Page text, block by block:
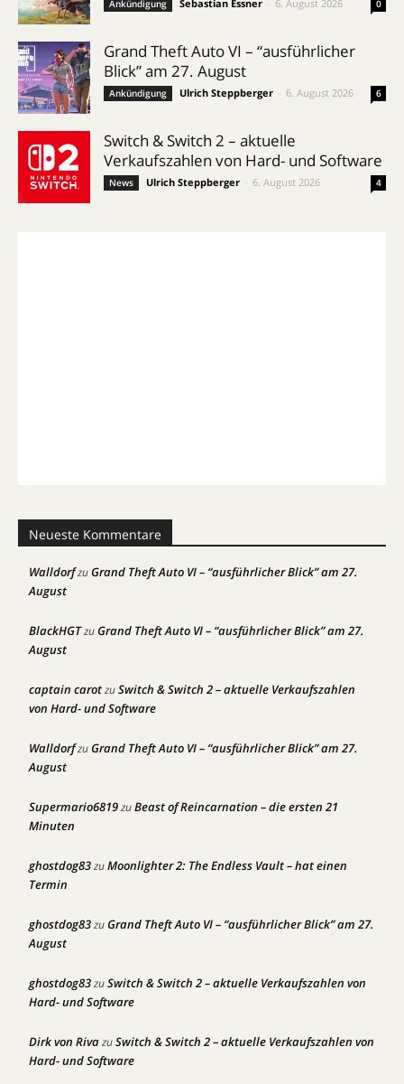
Ankündigung Sebastian Essner 6. August 2026 0
Grand Theft Auto VI – “ausführlicher
Blick” am 27. August
Ankündigung Ulrich Steppberger 6. August 2026 6
Switch & Switch 2 – aktuelle
Verkaufszahlen von Hard- und Software
News Ulrich Steppberger 6. August 2026 4
Neueste Kommentare
WalldorfzuGrand Theft Auto VI – “ausführlicher Blick” am 27.
August
BlackHGTzuGrand Theft Auto VI – “ausführlicher Blick” am 27.
August
captain carotzuSwitch & Switch 2 – aktuelle Verkaufszahlen
von Hard- und Software
WalldorfzuGrand Theft Auto VI – “ausführlicher Blick” am 27.
August
Supermario6819zuBeast of Reincarnation – die ersten 21
Minuten
ghostdog83zuMoonlighter 2: The Endless Vault – hat einen
Termin
ghostdog83zuGrand Theft Auto VI – “ausführlicher Blick” am 27.
August
ghostdog83zuSwitch & Switch 2 – aktuelle Verkaufszahlen von
Hard- und Software
Dirk von RivazuSwitch & Switch 2 – aktuelle Verkaufszahlen von
Hard- und Software